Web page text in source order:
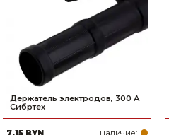
Держатель электродов, 300 А
Сибртех
наличие: